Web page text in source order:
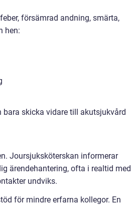
försämrad andning, smärta,
hen:
bara skicka vidare till akutsjukvård
Joursjuksköterskan informerar
ärendehantering, ofta i realtid med
undviks.
för mindre erfarna kollegor. En